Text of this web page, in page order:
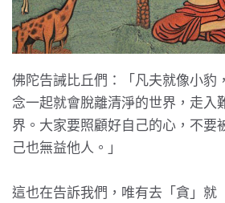
佛陀告誡比丘們：「凡夫就像小豹
念一起就會脫離清淨的世界，走入
界。大家要照顧好自己的心，不要
己也無益他人。」
這也在告訴我們，唯有去「貪」就